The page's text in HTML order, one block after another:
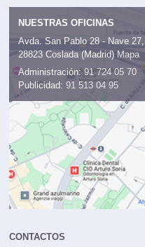
NUESTRAS OFICINAS
Avda. San Pablo 28 - Nave 27,
28823 Coslada (Madrid) Mapa
Administración: 91 724 05 70
Publicidad: 91 513 04 95
CONTACTOS